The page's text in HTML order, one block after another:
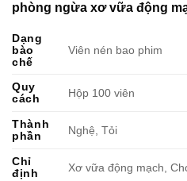
phòng ngừa xơ vữa động
Dạng
bào
chế
Viên nén bao phim
Quy
cách
Hộp 100 viên
Thành
phần
Nghệ, Tỏi
Chỉ
định
Xơ vữa động mạch,